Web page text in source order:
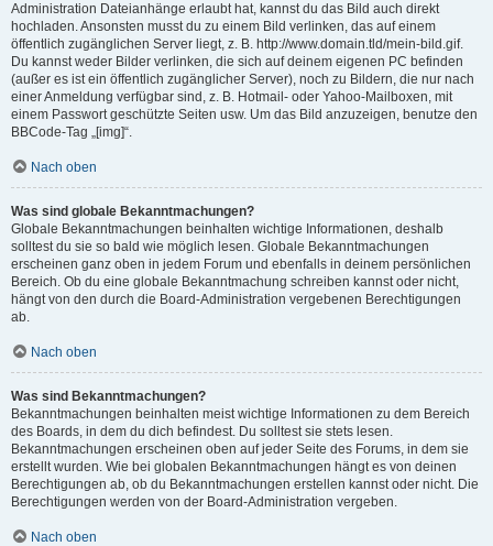
Administration Dateianhänge erlaubt hat, kannst du das Bild auch direkt
hochladen. Ansonsten musst du zu einem Bild verlinken, das auf einem
öffentlich zugänglichen Server liegt, z. B. http://www.domain.tld/mein-bild.gif.
Du kannst weder Bilder verlinken, die sich auf deinem eigenen PC befinden
(außer es ist ein öffentlich zugänglicher Server), noch zu Bildern, die nur nach
einer Anmeldung verfügbar sind, z. B. Hotmail- oder Yahoo-Mailboxen, mit
einem Passwort geschützte Seiten usw. Um das Bild anzuzeigen, benutze den
BBCode-Tag „[img]“.
Nach oben
Was sind globale Bekanntmachungen?
Globale Bekanntmachungen beinhalten wichtige Informationen, deshalb
solltest du sie so bald wie möglich lesen. Globale Bekanntmachungen
erscheinen ganz oben in jedem Forum und ebenfalls in deinem persönlichen
Bereich. Ob du eine globale Bekanntmachung schreiben kannst oder nicht,
hängt von den durch die Board-Administration vergebenen Berechtigungen
ab.
Nach oben
Was sind Bekanntmachungen?
Bekanntmachungen beinhalten meist wichtige Informationen zu dem Bereich
des Boards, in dem du dich befindest. Du solltest sie stets lesen.
Bekanntmachungen erscheinen oben auf jeder Seite des Forums, in dem sie
erstellt wurden. Wie bei globalen Bekanntmachungen hängt es von deinen
Berechtigungen ab, ob du Bekanntmachungen erstellen kannst oder nicht. Die
Berechtigungen werden von der Board-Administration vergeben.
Nach oben